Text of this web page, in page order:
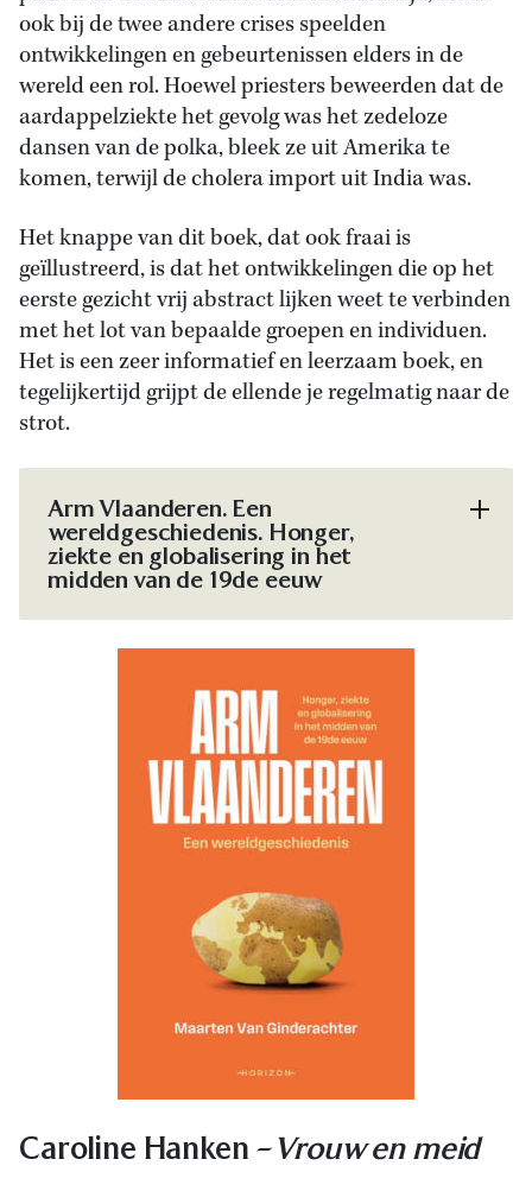
ook bij de twee andere crises speelden
ontwikkelingen en gebeurtenissen elders in de
wereld een rol. Hoewel priesters beweerden dat de
aardappelziekte het gevolg was het zedeloze
dansen van de polka, bleek ze uit Amerika te
komen, terwijl de cholera import uit India was.
Het knappe van dit boek, dat ook fraai is
geïllustreerd, is dat het ontwikkelingen die op het
eerste gezicht vrij abstract lijken weet te verbinden
met het lot van bepaalde groepen en individuen.
Het is een zeer informatief en leerzaam boek, en
tegelijkertijd grijpt de ellende je regelmatig naar de
strot.
Arm Vlaanderen. Een
wereldgeschiedenis. Honger,
ziekte en globalisering in het
midden van de 19de eeuw
Caroline Hanken –Vrouw en meid